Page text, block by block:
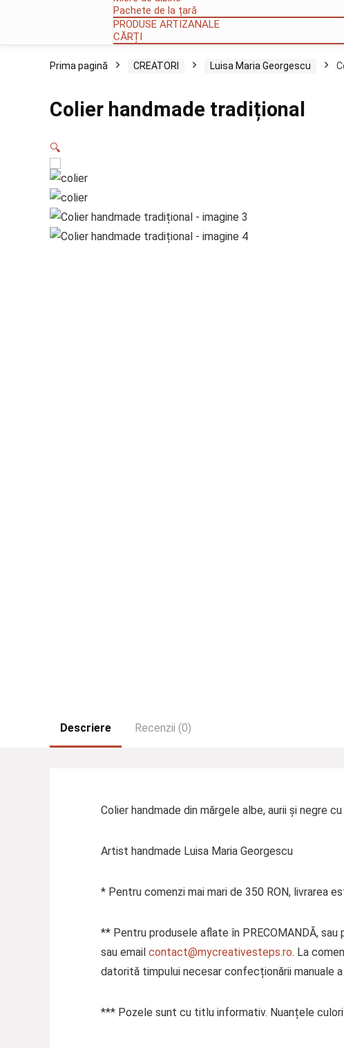
Pachete de la țară
PRODUSE ARTIZANALE
CĂRȚI
Prima pagină CREATORI Luisa Maria Georgescu
Colier handmade tradițional
🔍
Descriere Recenzii (0)
Colier handmade din mărgele albe, aurii și negre
Artist handmade Luisa Maria Georgescu
* Pentru comenzi mai mari de 350 RON, livrarea
** Pentru produsele aflate în PRECOMANDĂ,
sau email contact@mycreativesteps.ro. La
datorită timpului necesar confecționării manuale
*** Pozele sunt cu titlu informativ. Nuanțele